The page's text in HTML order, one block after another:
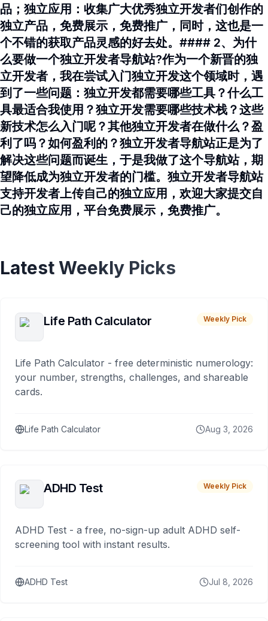
品；独立应用：收集广大优秀独立开发者们创作的
独立产品，免费展示，免费推广，同时，这也是一
个不错的获取产品灵感的好去处。#### 2、为什
么要做一个独立开发者导航站?作为一个新晋的独
立开发者，我在尝试入门独立开发这个领域时，遇
到了一些问题：独立开发都需要哪些工具？什么工
具最适合我使用？独立开发需要哪些技术栈？这些
新技术怎么入门呢？其他独立开发者在做什么？盈
利了吗？如何盈利的？独立开发者导航站正是为了
解决这些问题而诞生，于是我做了这个导航站，期
望降低成为独立开发者的门槛。独立开发者导航站
支持开发者上传自己的独立应用，欢迎大家提交自
己的独立应用，平台免费展示，免费推广。
Latest Weekly Picks
Life Path Calculator Weekly Pick
Life Path Calculator - free deterministic numerology:
your number, strengths, challenges, and shareable
cards.
Life Path Calculator Aug 3, 2026
ADHD Test Weekly Pick
ADHD Test - a free, no-sign-up adult ADHD self-
screening tool with instant results.
ADHD Test Jul 8, 2026